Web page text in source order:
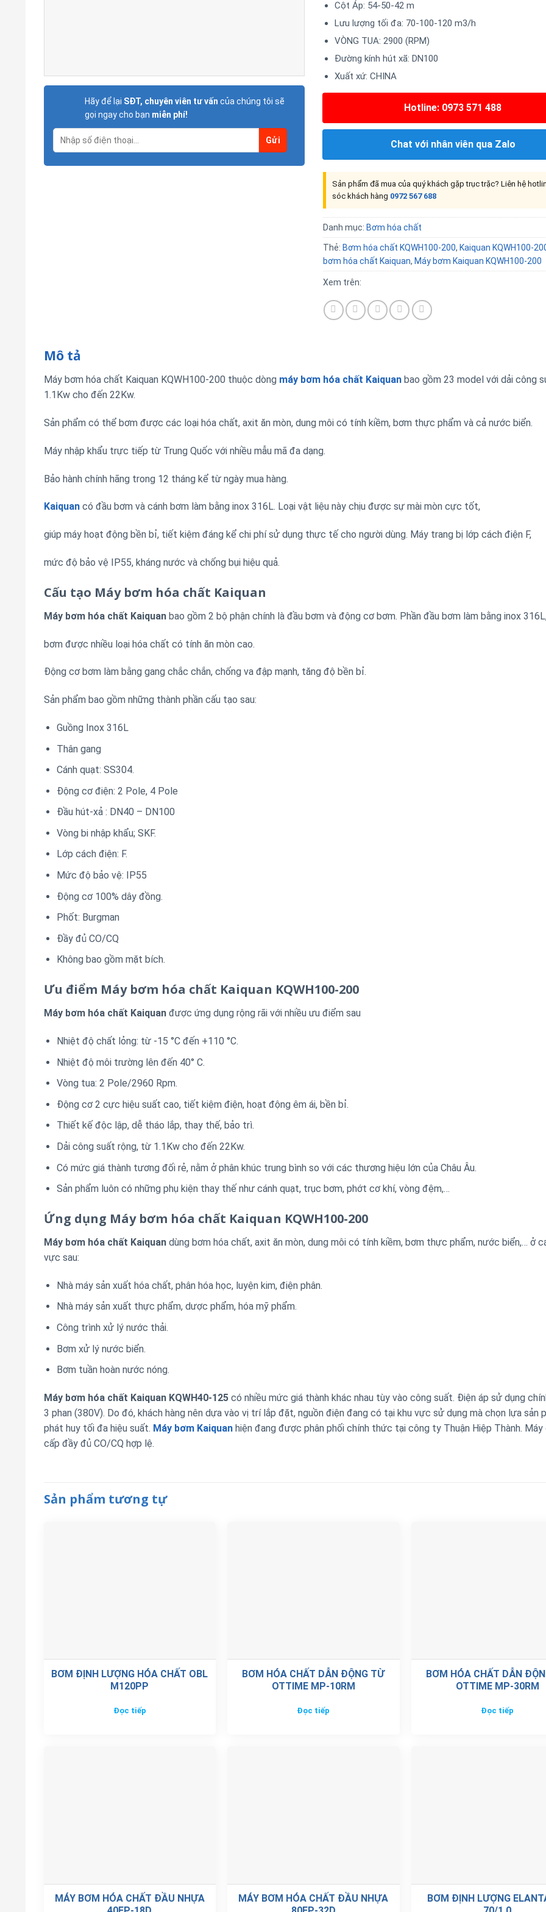
Hãy để lại SĐT, chuyên viên tư vấn của chúng tôi sẽ
gọi ngay cho bạn miễn phí!
Cột Áp: 54-50-42 m
Lưu lượng tối đa: 70-100-120 m3/h
VÒNG TUA: 2900 (RPM)
Đường kính hút xã: DN100
Xuất xứ: CHINA
Hotline: 0973 571 488
Chat với nhân viên qua Zalo
Sản phẩm đã mua của quý khách gặp trục trặc? Liên hệ
sóc khách hàng 0972 567 688
Danh mục: Bơm hóa chất
Thẻ: Bơm hóa chất KQWH100-200, Kaiquan KQWH100-
bơm hóa chất Kaiquan, Máy bơm Kaiquan KQWH100-200
Xem trên:
Mô tả
Máy bơm hóa chất Kaiquan KQWH100-200 thuộc dòng máy bơm hóa chất Kaiquan bao gồm 23 model với dải công
1.1Kw cho đến 22Kw.
Sản phẩm có thể bơm được các loại hóa chất, axit ăn mòn, dung môi có tính kiềm, bơm thực phẩm và cả nước biển.
Máy nhập khẩu trực tiếp từ Trung Quốc với nhiều mẫu mã đa dạng.
Bảo hành chính hãng trong 12 tháng kể từ ngày mua hàng.
Kaiquan có đầu bơm và cánh bơm làm bằng inox 316L. Loại vật liệu này chịu được sự mài mòn cực tốt,
giúp máy hoạt động bền bỉ, tiết kiệm đáng kể chi phí sử dụng thực tế cho người dùng. Máy trang bị lớp cách điện F,
mức độ bảo vệ IP55, kháng nước và chống bụi hiệu quả.
Cấu tạo Máy bơm hóa chất Kaiquan
Máy bơm hóa chất Kaiquan bao gồm 2 bộ phận chính là đầu bơm và động cơ bơm. Phần đầu bơm làm bằng inox
bơm được nhiều loại hóa chất có tính ăn mòn cao.
Động cơ bơm làm bằng gang chắc chắn, chống va đập mạnh, tăng độ bền bỉ.
Sản phẩm bao gồm những thành phần cấu tạo sau:
Guồng Inox 316L
Thân gang
Cánh quạt: SS304.
Động cơ điện: 2 Pole, 4 Pole
Đầu hút-xả : DN40 – DN100
Vòng bi nhập khẩu; SKF.
Lớp cách điện: F.
Mức độ bảo vệ: IP55
Động cơ 100% dây đồng.
Phốt: Burgman
Đầy đủ CO/CQ
Không bao gồm mặt bích.
Ưu điểm Máy bơm hóa chất Kaiquan KQWH100-200
Máy bơm hóa chất Kaiquan được ứng dụng rộng rãi với nhiều ưu điểm sau
Nhiệt độ chất lỏng: từ -15 °C đến +110 °C.
Nhiệt độ môi trường lên đến 40° C.
Vòng tua: 2 Pole/2960 Rpm.
Động cơ 2 cực hiệu suất cao, tiết kiệm điện, hoạt động êm ái, bền bỉ.
Thiết kế độc lập, dễ tháo lắp, thay thế, bảo trì.
Dải công suất rộng, từ 1.1Kw cho đến 22Kw.
Có mức giá thành tương đối rẻ, nằm ở phân khúc trung bình so với các thương hiệu lớn của Châu Âu.
Sản phẩm luôn có những phụ kiện thay thế như cánh quạt, trục bơm, phớt cơ khí, vòng đệm,…
Ứng dụng Máy bơm hóa chất Kaiquan KQWH100-200
Máy bơm hóa chất Kaiquan dùng bơm hóa chất, axit ăn mòn, dung môi có tính kiềm, bơm thực phẩm, nước biển,… ở
vực sau:
Nhà máy sản xuất hóa chất, phân hóa học, luyện kim, điện phân.
Nhà máy sản xuất thực phẩm, dược phẩm, hóa mỹ phẩm.
Công trình xử lý nước thải.
Bơm xử lý nước biển.
Bơm tuần hoàn nước nóng.
Máy bơm hóa chất Kaiquan KQWH40-125 có nhiều mức giá thành khác nhau tùy vào công suất. Điện áp sử dụng
3 phan (380V). Do đó, khách hàng nên dựa vào vị trí lắp đặt, nguồn điện đang có tại khu vực sử dụng mà chọn lựa sản
phát huy tối đa hiệu suất. Máy bơm Kaiquan hiện đang được phân phối chính thức tại công ty Thuận Hiệp Thành. Máy
cấp đầy đủ CO/CQ hợp lệ.
Sản phẩm tương tự
BƠM ĐỊNH LƯỢNG HÓA CHẤT OBL
M120PP
Đọc tiếp
BƠM HÓA CHẤT DẪN ĐỘNG TỪ
OTTIME MP-10RM
Đọc tiếp
BƠM HÓA CHẤT DẪN
OTTIME MP-30RM
Đọc tiếp
MÁY BƠM HÓA CHẤT ĐẦU NHỰA
MÁY BƠM HÓA CHẤT ĐẦU NHỰA
BƠM ĐỊNH LƯỢNG